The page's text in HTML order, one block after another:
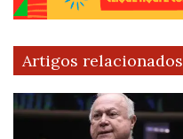
Artigos relacionados